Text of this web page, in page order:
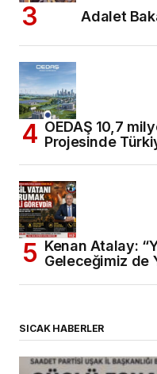
Adalet
OEDAŞ 10,7
Projesinde
Kenan Atalay:
Geleceğimiz de
SICAK HABERLER